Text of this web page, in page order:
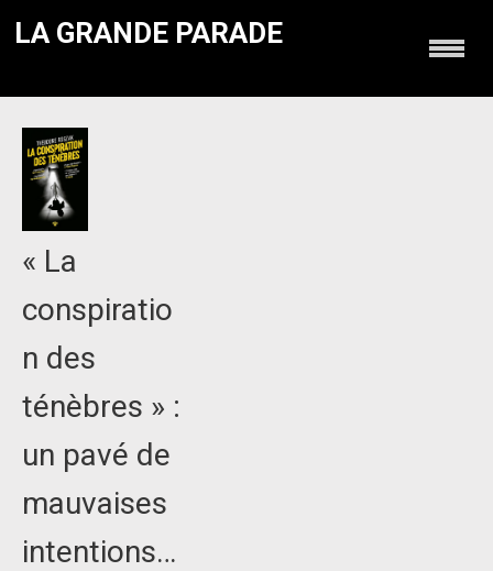
LA GRANDE PARADE
« La
conspiratio
n des
ténèbres » :
un pavé de
mauvaises
intentions…